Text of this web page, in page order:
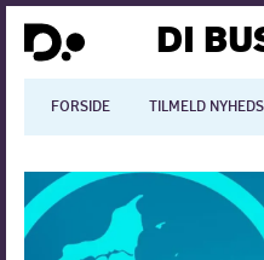
DI
FORSIDE TILMELD
Dansk økonomi